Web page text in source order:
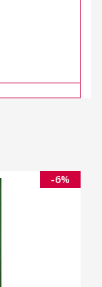
-6%